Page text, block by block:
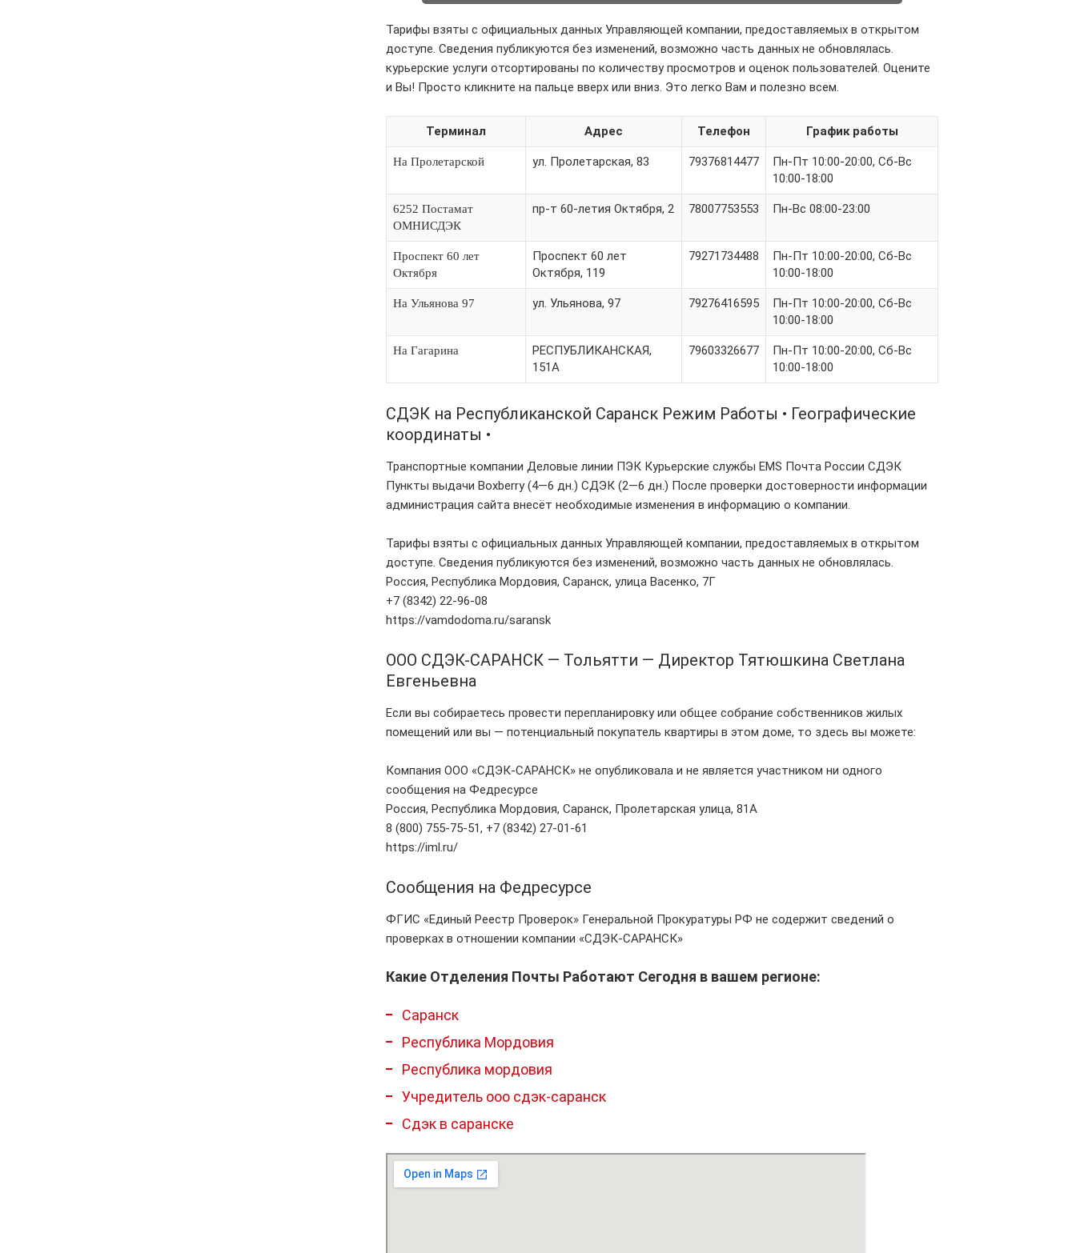
Тарифы взяты с официальных данных Управляющей компании, предоставляемых в открытом
доступе. Сведения публикуются без изменений, возможно часть данных не обновлялась.
курьерские услуги отсортированы по количеству просмотров и оценок пользователей. Оцените
и Вы! Просто кликните на пальце вверх или вниз. Это легко Вам и полезно всем.
Терминал Адрес Телефон График работы
На Пролетарской ул. Пролетарская, 83 79376814477
Пн-Пт 10:00-20:00, Сб-Вс
10:00-18:00
6252 Постамат
ОМНИСДЭК
пр-т 60-летия Октября, 2 78007753553 Пн-Вс 08:00-23:00
Проспект 60 лет
Октября
Проспект 60 лет
Октября, 119
79271734488
Пн-Пт 10:00-20:00, Сб-Вс
10:00-18:00
На Ульянова 97 ул. Ульянова, 97 79276416595
Пн-Пт 10:00-20:00, Сб-Вс
10:00-18:00
На Гагарина
РЕСПУБЛИКАНСКАЯ,
151А
79603326677
Пн-Пт 10:00-20:00, Сб-Вс
10:00-18:00
СДЭК на Республиканской Саранск Режим Работы • Географические
координаты •
Транспортные компании Деловые линии ПЭК Курьерские службы EMS Почта России СДЭК
Пункты выдачи Boxberry (4—6 дн.) СДЭК (2—6 дн.) После проверки достоверности информации
администрация сайта внесёт необходимые изменения в информацию о компании.
Тарифы взяты с официальных данных Управляющей компании, предоставляемых в открытом
доступе. Сведения публикуются без изменений, возможно часть данных не обновлялась.
Россия, Республика Мордовия, Саранск, улица Васенко, 7Г
+7 (8342) 22-96-08
https://vamdodoma.ru/saransk
ООО СДЭК-САРАНСК — Тольятти — Директор Тятюшкина Светлана
Евгеньевна
Если вы собираетесь провести перепланировку или общее собрание собственников жилых
помещений или вы — потенциальный покупатель квартиры в этом доме, то здесь вы можете:
Компания ООО «СДЭК-САРАНСК» не опубликовала и не является участником ни одного
сообщения на Федресурсе
Россия, Республика Мордовия, Саранск, Пролетарская улица, 81А
8 (800) 755-75-51, +7 (8342) 27-01-61
https://iml.ru/
Сообщения на Федресурсе
ФГИС «Единый Реестр Проверок» Генеральной Прокуратуры РФ не содержит сведений о
проверках в отношении компании «СДЭК-САРАНСК»
Какие Отделения Почты Работают Сегодня в вашем регионе:
Саранск
Республика Мордовия
Республика мордовия
Учредитель ооо сдэк-саранск
Сдэк в саранске